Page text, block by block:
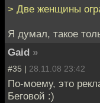
> Две женщины
Я думал, такое
Gaid »
#35 | 28.11.08 23:42
По-моему, это
Беговой :)